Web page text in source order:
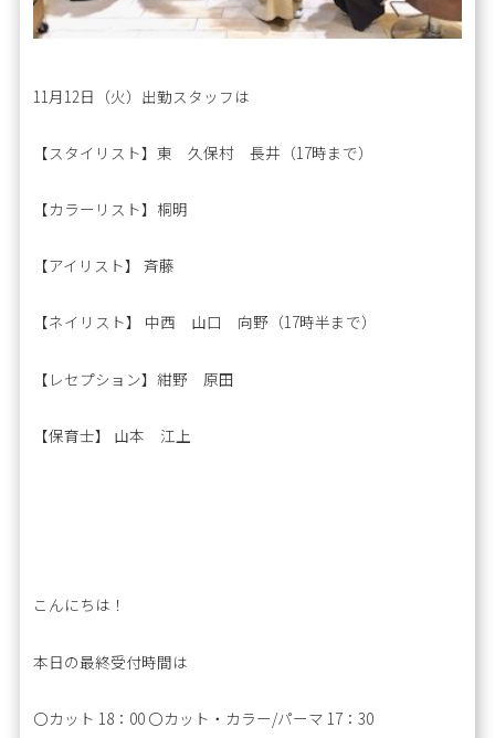
11月12日（火）出勤スタッフは
【スタイリスト】東 久保村 長井（17時まで）
【カラーリスト】桐明
【アイリスト】 斉藤
【ネイリスト】 中西 山口 向野（17時半まで）
【レセプション】紺野 原田
【保育士】 山本 江上
こんにちは！
本日の最終受付時間は
〇カット 18：00 〇カット・カラー/パーマ 17：30